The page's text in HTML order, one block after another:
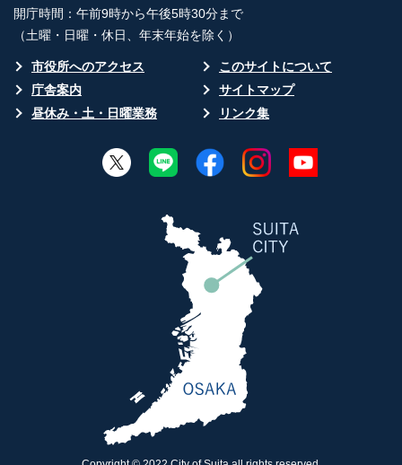
開庁時間：午前9時から午後5時30分まで
（土曜・日曜・休日、年末年始を除く）
市役所へのアクセス
このサイトについて
庁舎案内
サイトマップ
昼休み・土・日曜業務
リンク集